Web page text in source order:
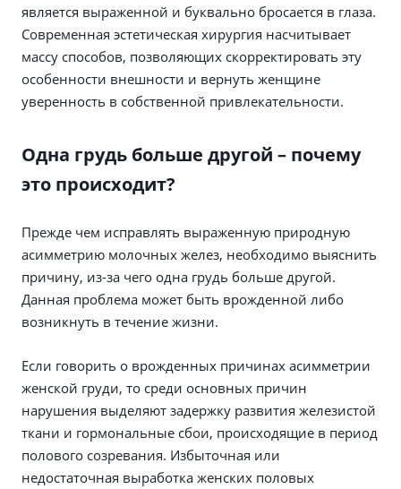
является выраженной и буквально бросается в глаза.
Современная эстетическая хирургия насчитывает
массу способов, позволяющих скорректировать эту
особенности внешности и вернуть женщине
уверенность в собственной привлекательности.
Одна грудь больше другой – почему
это происходит?
Прежде чем исправлять выраженную природную
асимметрию молочных желез, необходимо выяснить
причину, из-за чего одна грудь больше другой.
Данная проблема может быть врожденной либо
возникнуть в течение жизни.
Если говорить о врожденных причинах асимметрии
женской груди, то среди основных причин
нарушения выделяют задержку развития железистой
ткани и гормональные сбои, происходящие в период
полового созревания. Избыточная или
недостаточная выработка женских половых